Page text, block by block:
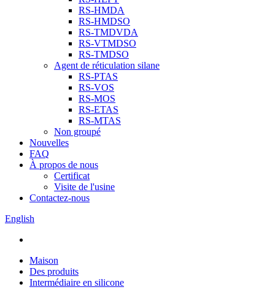
RS-HMDA
RS-HMDSO
RS-TMDVDA
RS-VTMDSO
RS-TMDSO
Agent de réticulation silane
RS-PTAS
RS-VOS
RS-MOS
RS-ETAS
RS-MTAS
Non groupé
Nouvelles
FAQ
À propos de nous
Certificat
Visite de l'usine
Contactez-nous
English
Maison
Des produits
Intermédiaire en silicone